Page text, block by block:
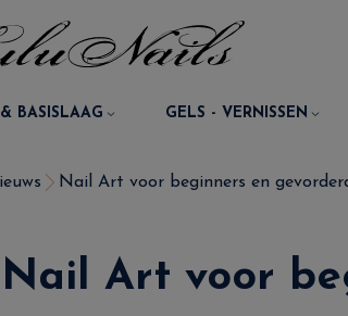
BASISLAAG GELS - VERNISSEN
Nail Art voor beginners en
Nail Art voor